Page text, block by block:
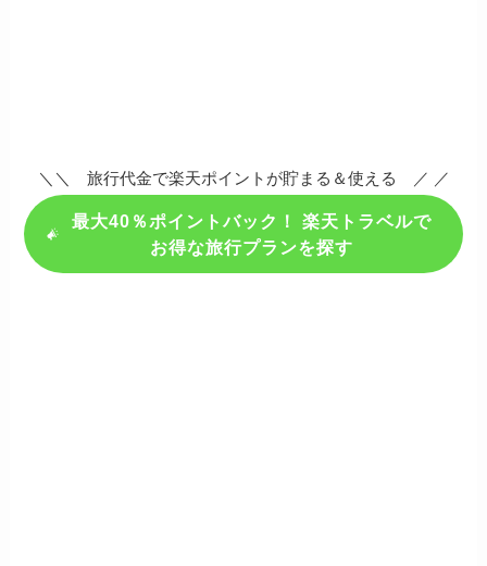
＼＼ 旅行代金で楽天ポイントが貯まる＆使える ／ ／
最大40％ポイントバック！ 楽天トラベルで
お得な旅行プランを探す